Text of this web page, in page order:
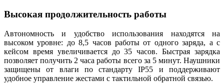
Высокая продолжительность работы
Автономность и удобство использования находятся на
высоком уровне: до 8,5 часов работы от одного заряда, а с
кейсом время увеличивается до 35 часов. Быстрая зарядка
позволяет получить 2 часа работы всего за 5 минут. Наушники
защищены от влаги по стандарту IP55 и поддерживают
удобное управление жестами с тактильной обратной связью.